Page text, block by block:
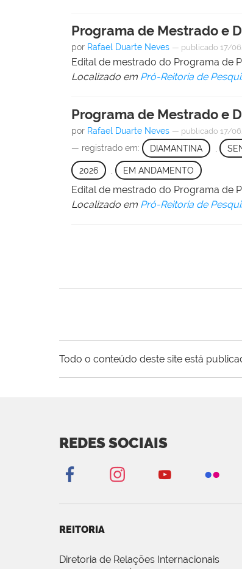
Programa de Mestrado e
por Rafael Duarte Neves — publicado 17/
Edital de mestrado do Programa de
Localizado em Pró-Reitoria de
Programa de Mestrado e
por Rafael Duarte Neves — publicado 17/
— registrado em: DIAMANTINA
2026 EM ANDAMENTO
Edital de mestrado do Programa de
Localizado em Pró-Reitoria de
Todo o conteúdo deste site está
REDES SOCIAIS
REITORIA
Diretoria de Relações Internacionais